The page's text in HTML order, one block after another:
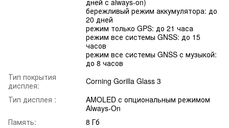
дней с always-on)
бережливый режим аккумулятора: до
20 дней
режим только GPS: до 21 часа
режим все системы GNSS: до 15
часов
режим все системы GNSS с музыкой:
до 8 часов
Тип покрытия
дисплея:
Corning Gorilla Glass 3
Тип дисплея :
AMOLED с опциональным режимом
Always-On
Память:
8 Гб